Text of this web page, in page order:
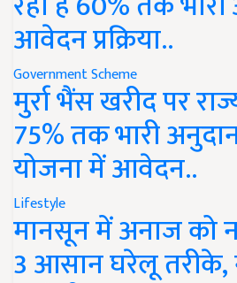
आवेदन प्रक्रिया..
Government Scheme
मुर्रा भैंस खरीद पर
75% तक भारी
योजना में आवेदन..
Lifestyle
मानसून में अनाज को
3 आसान घरेलू तरीके,